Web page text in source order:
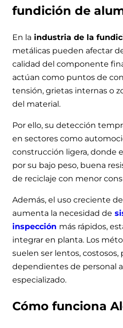
fundición de
En la industria de la
metálicas pueden afectar
calidad del componente
actúan como puntos de
tensión, grietas internas o
del material.
Por ello, su detección
en sectores como
construcción ligera, donde
por su bajo peso, buena
de reciclaje con menor
Además, el uso creciente
aumenta la necesidad de
inspección más rápidos,
integrar en planta. Los
suelen ser lentos,
dependientes de personal
especializado.
Cómo funciona